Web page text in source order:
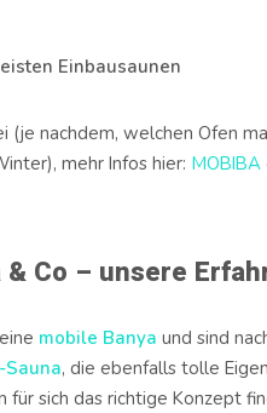
Einbausaunen
(je nachdem, welchen Ofen
mehr Infos hier: MOBIBA
& Co – unsere
mobile Banya und sind
Sauna, die ebenfalls tolle
für sich das richtige Konzept